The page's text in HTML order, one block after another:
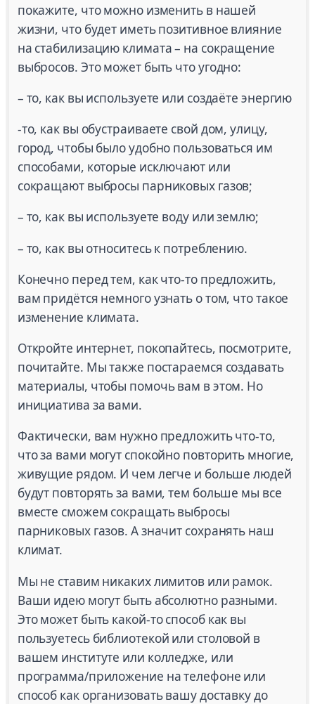
покажите, что можно изменить в нашей
жизни, что будет иметь позитивное влияние
на стабилизацию климата – на сокращение
выбросов. Это может быть что угодно:
– то, как вы используете или создаёте энергию
-то, как вы обустраиваете свой дом, улицу,
город, чтобы было удобно пользоваться им
способами, которые исключают или
сокращают выбросы парниковых газов;
– то, как вы используете воду или землю;
– то, как вы относитесь к потреблению.
Конечно перед тем, как что-то предложить,
вам придётся немного узнать о том, что такое
изменение климата.
Откройте интернет, покопайтесь, посмотрите,
почитайте. Мы также постараемся создавать
материалы, чтобы помочь вам в этом. Но
инициатива за вами.
Фактически, вам нужно предложить что-то,
что за вами могут спокойно повторить многие,
живущие рядом. И чем легче и больше людей
будут повторять за вами, тем больше мы все
вместе сможем сокращать выбросы
парниковых газов. А значит сохранять наш
климат.
Мы не ставим никаких лимитов или рамок.
Ваши идею могут быть абсолютно разными.
Это может быть какой-то способ как вы
пользуетесь библиотекой или столовой в
вашем институте или колледже, или
программа/приложение на телефоне или
способ как организовать вашу доставку до